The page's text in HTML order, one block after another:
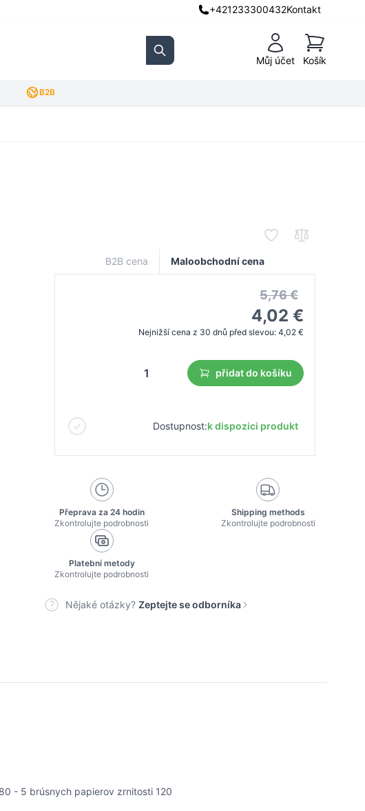
+421233300432Kontakt
Search Můj účet
Košík
Košík
B2B
B2B cena Maloobchodní cena
5,76 €
4,02 €
Nejnižší cena z 30 dnů před slevou: 4,02 €
přidat do košíku
Dostupnost:k dispozici produkt
Přeprava za 24 hodin
Zkontrolujte podrobnosti
Shipping methods
Zkontrolujte podrobnosti
Platební metody
Zkontrolujte podrobnosti
Nějaké otázky? Zeptejte se odborníka
- 5 brúsnych papierov zrnitosti 120